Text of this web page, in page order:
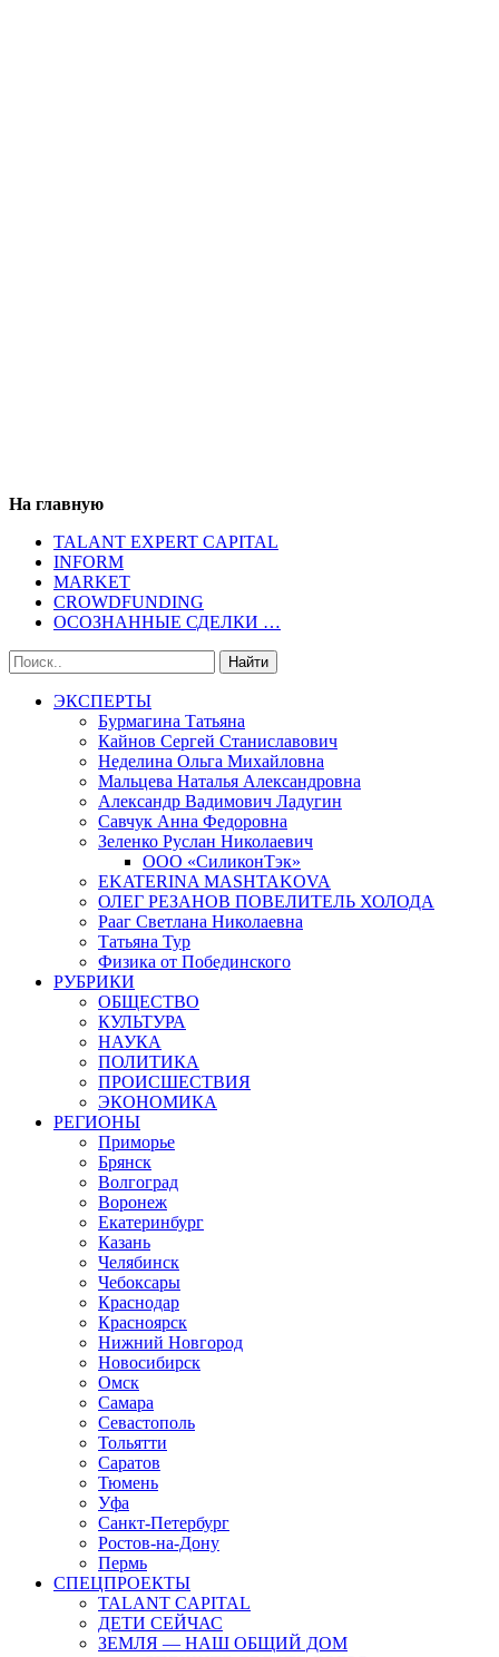
На главную
TALANT EXPERT CAPITAL
INFORM
MARKET
CROWDFUNDING
ОСОЗНАННЫЕ СДЕЛКИ …
ЭКСПЕРТЫ
Бурмагина Татьяна
Кайнов Сергей Станиславович
Неделина Ольга Михайловна
Мальцева Наталья Александровна
Александр Вадимович Ладугин
Савчук Анна Федоровна
Зеленко Руслан Николаевич
ООО «СиликонТэк»
EKATERINA MASHTAKOVA
ОЛЕГ РЕЗАНОВ ПОВЕЛИТЕЛЬ ХОЛОДА
Рааг Светлана Николаевна
Татьяна Тур
Физика от Побединского
РУБРИКИ
ОБЩЕСТВО
КУЛЬТУРА
НАУКА
ПОЛИТИКА
ПРОИСШЕСТВИЯ
ЭКОНОМИКА
РЕГИОНЫ
Приморье
Брянск
Волгоград
Воронеж
Екатеринбург
Казань
Челябинск
Чебоксары
Краснодар
Красноярск
Нижний Новгород
Новосибирск
Омск
Самара
Севастополь
Тольятти
Саратов
Тюмень
Уфа
Санкт-Петербург
Ростов-на-Дону
Пермь
СПЕЦПРОЕКТЫ
TALANT CAPITAL
ДЕТИ СЕЙЧАС
ЗЕМЛЯ — НАШ ОБЩИЙ ДОМ